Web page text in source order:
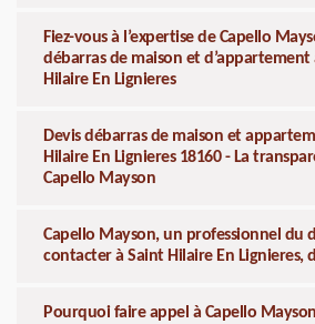
Fiez-vous à l’expertise de Capello
débarras de maison et d’appartement
Hilaire En Lignieres
Devis débarras de maison et
Hilaire En Lignieres 18160 - La
Capello Mayson
Capello Mayson, un professionnel du
contacter à Saint Hilaire En Lignieres,
Pourquoi faire appel à Capello